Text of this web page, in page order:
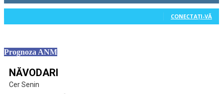
CONECTAȚI-VĂ
Prognoza ANM
NĂVODARI
Cer Senin